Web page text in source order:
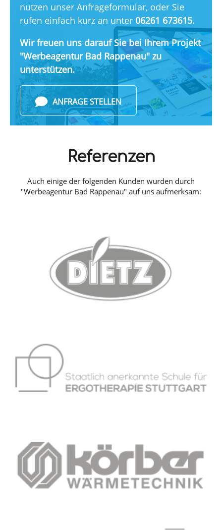
nutzen unser Anfrageformular, oder Sie
rufen einfach kurz an unter 06261 673615.
Wir freuen uns darauf Sie bei Ihrem Projekt
"Werbeagentur Bad Rappenau" zu
unterstützen.
ANFRAGE STELLEN
Referenzen
Auch einige der folgenden Kunden wurden durch
"Werbeagentur Bad Rappenau" auf uns aufmerksam: